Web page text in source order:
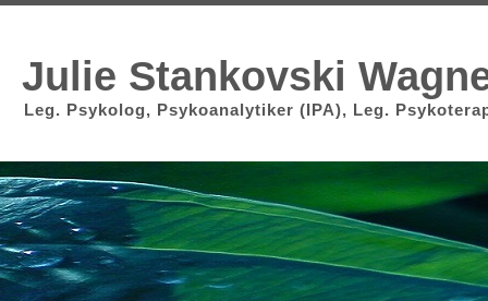
Julie Stankovski
Leg. Psykolog, Psykoanalytiker (IPA), Leg.